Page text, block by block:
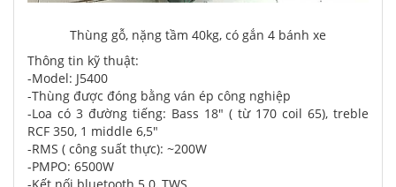
Thùng gỗ, nặng tầm 40kg, có gắn 4 bánh xe
Thông tin kỹ thuật:
-Model: J5400
-Thùng được đóng bằng ván ép công nghiệp
-Loa có 3 đường tiếng: Bass 18" ( từ 170 coil 65), treble
RCF 350, 1 middle 6,5"
-RMS ( công suất thực): ~200W
-PMPO: 6500W